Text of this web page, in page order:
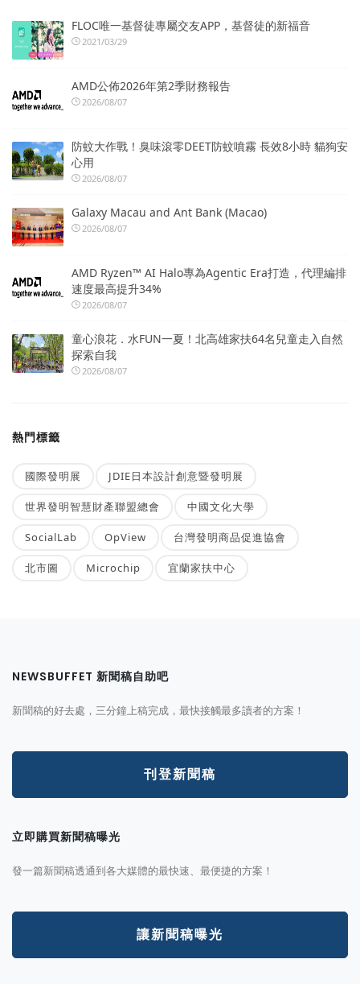
FLOC唯一基督徒專屬交友APP，基督徒的新福音
2021/03/29
AMD公佈2026年第2季財務報告
2026/08/07
防蚊大作戰！臭味滾零DEET防蚊噴霧 長效8小時 貓狗安
心用
2026/08/07
Galaxy Macau and Ant Bank (Macao)
2026/08/07
AMD Ryzen™ AI Halo專為Agentic Era打造，代理編排
速度最高提升34%
2026/08/07
童心浪花．水FUN一夏！北高雄家扶64名兒童走入自然
探索自我
2026/08/07
熱門標籤
國際發明展 JDIE日本設計創意暨發明展
世界發明智慧財產聯盟總會 中國文化大學
SocialLab OpView 台灣發明商品促進協會
北市圖 Microchip 宜蘭家扶中心
NEWSBUFFET 新聞稿自助吧
新聞稿的好去處，三分鐘上稿完成，最快接觸最多讀者的方案！
刊登新聞稿
立即購買新聞稿曝光
發一篇新聞稿透通到各大媒體的最快速、最便捷的方案！
讓新聞稿曝光